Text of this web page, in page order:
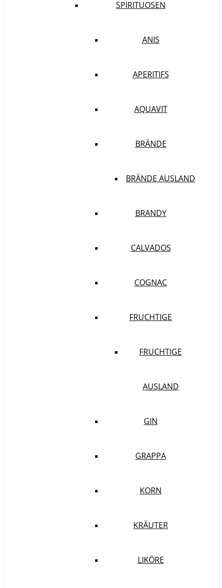
SPIRITUOSEN
ANIS
APERITIFS
AQUAVIT
BRÄNDE
BRÄNDE AUSLAND
BRANDY
CALVADOS
COGNAC
FRUCHTIGE
FRUCHTIGE
AUSLAND
GIN
GRAPPA
KORN
KRÄUTER
LIKÖRE